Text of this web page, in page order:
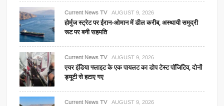
Current News TV AUGUST 9, 2026
होर्मुज स्ट्रेट पर ईरान-ओमान में डील करीब, अस्थायी समुद्री
रूट पर बनी सहमति
Current News TV AUGUST 9, 2026
एयर इंडिया फ्लाइट के एक पायलट का डोप टेस्ट पॉजिटिव, दोनों
ड्यूटी से हटाए गए
Current News TV AUGUST 9, 2026